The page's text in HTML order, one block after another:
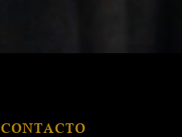
CONTACTO